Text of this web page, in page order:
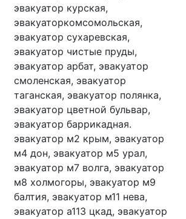
эвакуатор курская,
эвакуаторкомсомольская,
эвакуатор сухаревская,
эвакуатор чистые пруды,
эвакуатор арбат, эвакуатор
смоленская, эвакуатор
таганская, эвакуатор полянка,
эвакуатор цветной бульвар,
эвакуатор баррикадная.
эвакуатор м2 крым, эвакуатор
м4 дон, эвакуатор м5 урал,
эвакуатор м7 волга, эвакуатор
м8 холмогоры, эвакуатор м9
балтия, эвакуатор м11 нева,
эвакуатор а113 цкад, эвакуатор